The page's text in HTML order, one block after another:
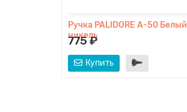
Ручка PALIDORE A-50 Белый
никель
775 ₽
Купить